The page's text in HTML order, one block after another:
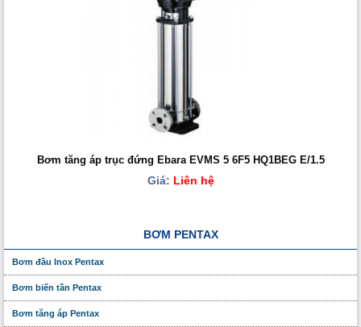
Bơm tăng áp trục đứng Ebara EVMS 5 6F5 HQ1BEG E/1.5
Giá: Liên hệ
BƠM PENTAX
Bơm đầu Inox Pentax
Bơm biến tần Pentax
Bơm tăng áp Pentax